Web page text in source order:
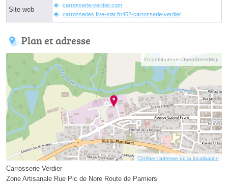
Site web
carrosserie-verdier.com
carrosseries.five-star.fr/452-carrosserie-verdier
Plan et adresse
© contributeurs OpenStreetMap
Corriger l’adresse ou la localisation
Carrosserie Verdier
Zone Artisanale Rue Pic de Nore Route de Pamiers